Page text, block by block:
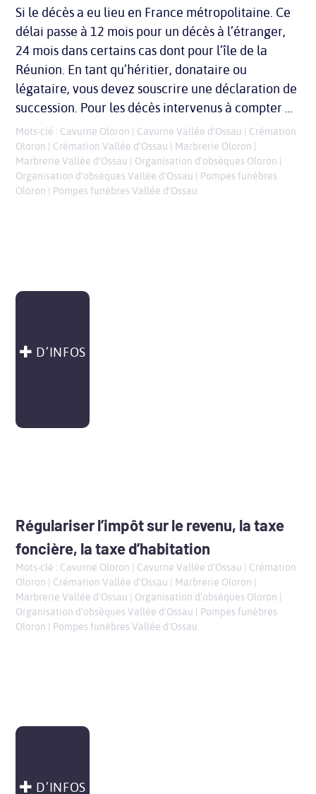
Si le décès a eu lieu en France métropolitaine. Ce
délai passe à 12 mois pour un décès à l’étranger,
24 mois dans certains cas dont pour l’île de la
Réunion. En tant qu’héritier, donataire ou
légataire, vous devez souscrire une déclaration de
succession. Pour les décès intervenus à compter …
Mots-clé : Cavurne Oloron Cavurne Vallée d’Ossau
Crémation
Oloron
Crémation Vallée d’Ossau Marbrerie Oloron
Marbrerie Vallée d’Ossau
Organisation d'obsèques Oloron
Organisation d'obsèques Vallée d’Ossau
Pompes funèbres
Oloron
Pompes funèbres Vallée d’Ossau
D’INFOS
Régulariser l’impôt sur le revenu, la taxe
foncière, la taxe d’habitation
Mots-clé : Cavurne Oloron | Cavurne Vallée d’Ossau | Crémation
Oloron | Crémation Vallée d’Ossau | Marbrerie Oloron |
Marbrerie Vallée d’Ossau | Organisation d'obsèques Oloron |
Organisation d'obsèques Vallée d’Ossau | Pompes funèbres
Oloron | Pompes funèbres Vallée d’Ossau
D’INFOS